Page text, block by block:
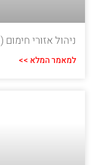
ניהול אזורי חימום (Zone Control): חיסכון חכם
למאמר המלא >>